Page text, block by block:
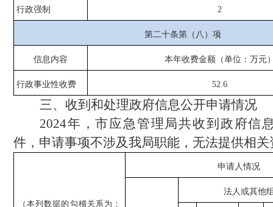
行政强制 2
第二十条第（八）项
信息内容 本年收费金额（单位：万元
行政事业性收费 52.6
三、收到和处理政府信息公开申请情况
2024年，市应急管理局共收到政府信
件，申请事项不涉及我局职能，无法提供相关
（本列数据的勾稽关系为：
申请人情况
法人或其他